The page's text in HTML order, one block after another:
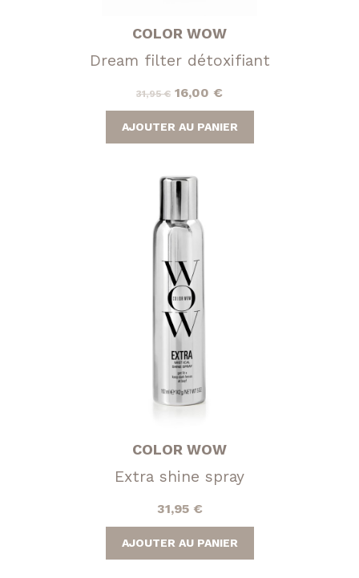
COLOR WOW
Dream filter détoxifiant
31,95€ Le
prix
initial
16,00 €Le
prix
actuel
AJOUTER AU PANIER
COLOR WOW
Extra shine spray
31,95 €
AJOUTER AU PANIER